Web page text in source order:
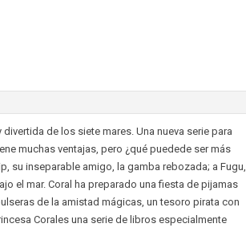
de los siete mares. Una nueva serie para
muchas ventajas, pero ¿qué puedede ser más
su inseparable amigo, la gamba rebozada; a Fugu,
el mar. Coral ha preparado una fiesta de pijamas
de la amistad mágicas, un tesoro pirata con
Corales una serie de libros especialmente